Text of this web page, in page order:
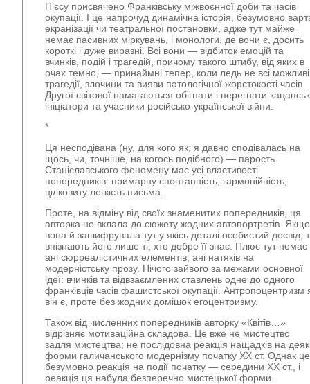
П’єсу присвячено Франківську міжвоєнної доби та часів
окупації. І це напрочуд динамічна історія, безумовно
екранізації чи театральної постановки, адже тут майже
немає пасивних міркувань, і монологи, де вони є, досить
короткі і дуже виразні. Всі вони — відбиток емоцій та
вчинків, подій і трагедій, причому такого штибу, від яких в
очах темно, — принаймні тепер, коли ледь не всі можливі
трагедії, злочини та вияви патологічної жорстокості часів
Другої світової намагаються обігнати і перегнати
ініціатори та учасники російсько-української війни.
*
Ця несподівана (ну, для кого як; я давно сподівалась на
щось, чи, точніше, на когось подібного) — парость
Станіславського феномену має усі властивості
попередників: примарну спонтанність; гармонійність;
цілковиту легкість письма.
Проте, на відміну від своїх знаменитих попередників, ця
авторка не вклала до сюжету жодних автопортретів. Якщо
вона й зашифрувала тут у якісь деталі особистий досвід,
впізнають його лише ті, хто добре її знає. Плюс тут немає
ані сюрреалістичних елементів, ані натяків на
модерністську прозу. Нічого зайвого за межами основної
ідеї: вчинків та відвзаємлених ставлень одне до одного
франківців часів фашистської окупації. Антропоцентризм
він є, проте без жодних домішок егоцентризму.
Також від численних попередників авторку «Квітів…»
відрізняє мотиваційна складова. Це вже не мистецтво
задля мистецтва; не послідовна реакція нащадків на
форми галичанського модернізму початку ХХ ст. Однак це
безумовно реакція на події початку — середини ХХ ст., і
реакція ця набула безперечно мистецької форми.